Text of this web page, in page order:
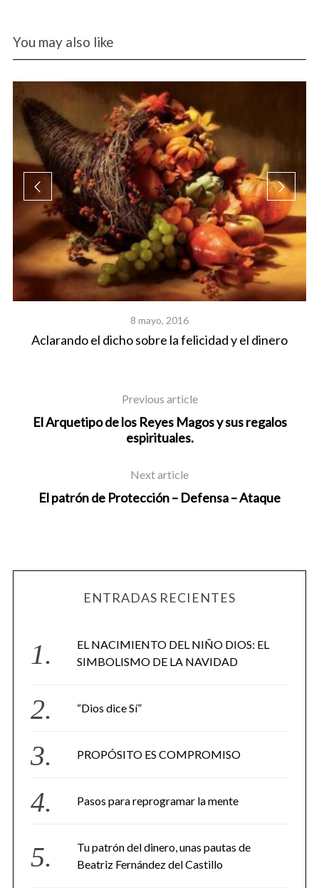
You may also like
8 mayo, 2016
Aclarando el dicho sobre la felicidad y el dinero
Previous article
El Arquetipo de los Reyes Magos y sus regalos
espirituales.
Next article
El patrón de Protección – Defensa – Ataque
ENTRADAS RECIENTES
EL NACIMIENTO DEL NIÑO DIOS: EL
SIMBOLISMO DE LA NAVIDAD
“Dios dice Sí”
PROPÓSITO ES COMPROMISO
Pasos para reprogramar la mente
Tu patrón del dinero, unas pautas de
Beatriz Fernández del Castillo